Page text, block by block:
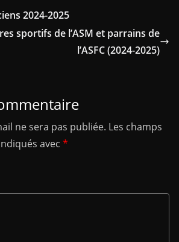
2024-2025
sportifs de l’ASM et parrains de
l’ASFC (2024-2025)
ne sera pas publiée. Les champs
avec *